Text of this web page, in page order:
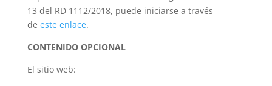
13 del RD 1112/2018, puede iniciarse a través
de este enlace.
CONTENIDO OPCIONAL
El sitio web: